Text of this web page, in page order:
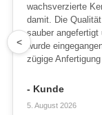
wachsverzierte
damit. Die
sauber
wurde
zügige
- Kunde
5. August 2026
<